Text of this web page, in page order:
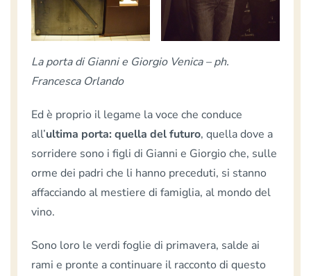
La porta di Gianni e Giorgio Venica – ph.
Francesca Orlando
Ed è proprio il legame la voce che conduce
all’ultima porta: quella del futuro, quella dove a
sorridere sono i figli di Gianni e Giorgio che, sulle
orme dei padri che li hanno preceduti, si stanno
affacciando al mestiere di famiglia, al mondo del
vino.
Sono loro le verdi foglie di primavera, salde ai
rami e pronte a continuare il racconto di questo